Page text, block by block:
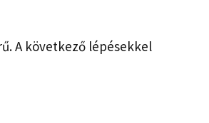
A következő lépésekkel